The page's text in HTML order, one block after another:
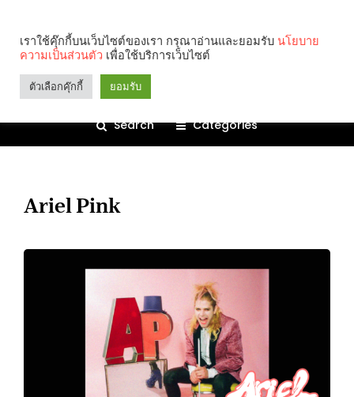
Search Categories
Ariel Pink
เราใช้คุ๊กกี้บนเว็บไซต์ของเรา กรุณาอ่านและยอมรับ นโยบาย
ความเป็นส่วนตัว เพื่อใช้บริการเว็บไซต์
ตัวเลือกคุ๊กกี้ ยอมรับ